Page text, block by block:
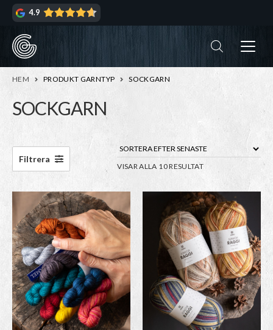
Hoppa
navigering
Hoppa
innehåll
4.9
HEM PRODUKT GARNTYP SOCKGARN
SOCKGARN
VISAR ALLA 10 RESULTATSORTERA
Filtrera